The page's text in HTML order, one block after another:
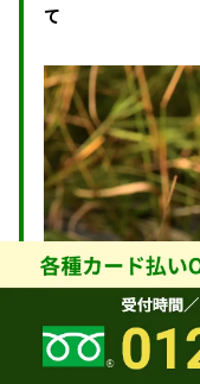
て
病原体が引き起こ